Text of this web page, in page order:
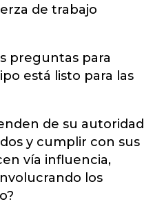
de trabajo
preguntas para
está listo para las
de su autoridad
y cumplir con sus
vía influencia,
los